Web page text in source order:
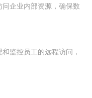
企业内部资源，确保数
监控员工的远程访问，